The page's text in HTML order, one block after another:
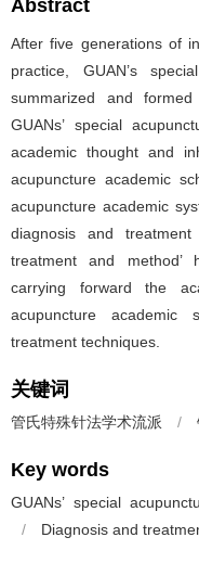
Abstract
After five generations of
practice, GUAN’s
summarized and
GUANs’ special
academic thought and
acupuncture academic
acupuncture academic
diagnosis and treatment
treatment and method’
carrying forward the
acupuncture academic
treatment techniques.
关键词
管氏特殊针法学术流派 /
Key words
GUANs’ special
/
Diagnosis and